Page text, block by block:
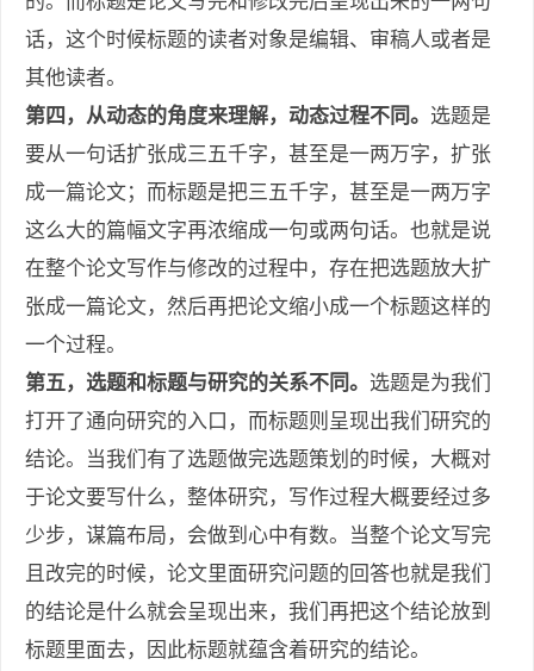
话，这个时候标题的读者对象是编辑、审稿人或者是
其他读者。
第 四， 从动态的角度来理解，动态过程不同。 选题是
要从一句话扩张成三五千字，甚至是一两万字，扩张
成一篇论文；而标题是把三五千字，甚至是一两万字
这么大的篇幅文字再浓缩成一句或两句话。 也就是说
在整个论文写作与修改的过程中，存在把选题放大扩
张成一篇论文，然后再把论文缩小成一个标题这样的
一个过程。
第五，选题和标题与研究的关系不同。 选题是为我们
打开了通向研究的入口，而标题则呈现出我们研究的
结论。当我们有了选题做完选题策划的时候，大概对
于论文要写什么，整体研究，写作过程大概要经过多
少步，谋篇布局，会做到心中有数。当整个论文写完
且改完的时候，论文里面研究问题的回答也就是我们
的结论是什么就会呈现出来，我们再把这个结论放到
标题里面去，因此标题就蕴含着研究的结论。